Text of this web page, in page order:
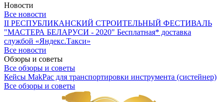
Новости
Все новости
II РЕСПУБЛИКАНСКИЙ СТРОИТЕЛЬНЫЙ ФЕСТИВАЛЬ
"МАСТЕРА БЕЛАРУСИ - 2020" Бесплатная* доставка
службой «Яндекс.Такси»
Все новости
Обзоры и советы
Все обзоры и советы
Кейсы MakPac для транспортировки инструмента (систейнер)
Все обзоры и советы